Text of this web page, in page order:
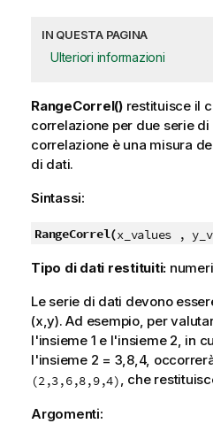
IN QUESTA PAGINA
Ulteriori informazioni
RangeCorrel()restituisce il
correlazione per due serie
correlazione è una misura
di dati.
Sintassi:
RangeCorrel(x_values ,
Tipo di dati restituiti:
Le serie di dati devono
(x,y). Ad esempio, per
l'insieme 1 e l'insieme 2, in
l'insieme 2 = 3,8,4,
(2,3,6,8,9,4), che
Argomenti: